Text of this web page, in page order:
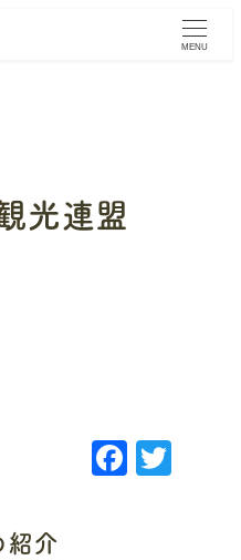
MENU
光連盟
F
a
T
紹介